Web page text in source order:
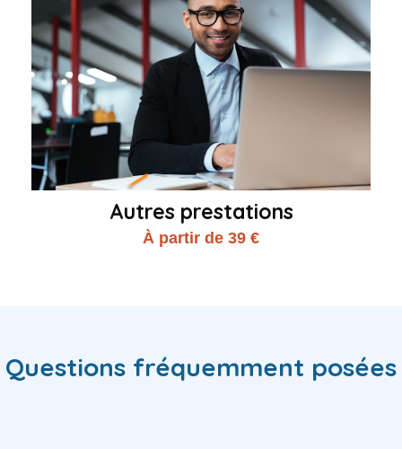
Autres prestations
À partir de 39 €
Questions fréquemment posées